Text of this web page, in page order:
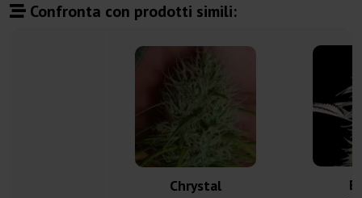
Confronta con prodotti simili:
Chrystal